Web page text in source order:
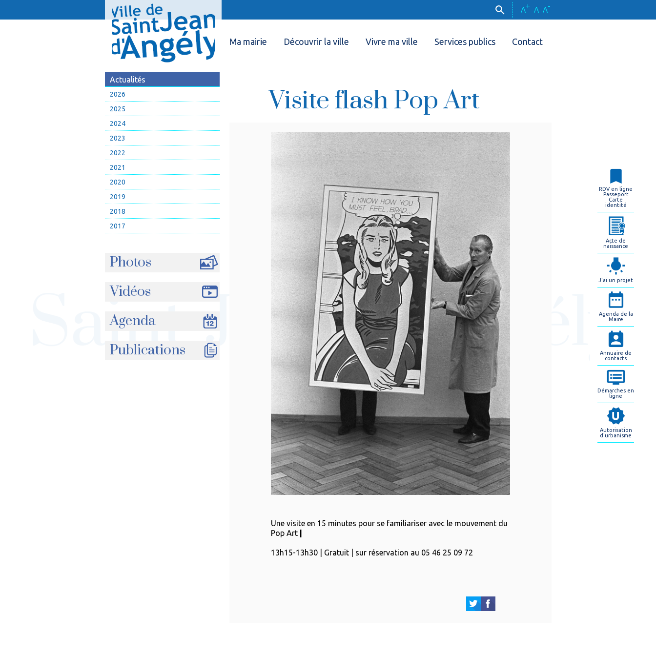
A+ A A-
Ma mairie Découvrir la ville Vivre ma ville Services publics Contact
Actualités
2026
2025
2024
2023
2022
2021
2020
2019
2018
2017
Photos
Vidéos
Agenda
Publications
Visite flash Pop Art
Une visite en 15 minutes pour se familiariser avec le mouvement du
Pop Art|
13h15-13h30 | Gratuit | sur réservation au 05 46 25 09 72
RDV en ligne
Passeport
Carte
identité
Acte de
naissance
J'ai un projet
Agenda de la
Maire
Annuaire de
contacts
Démarches en
ligne
Autorisation
d'urbanisme